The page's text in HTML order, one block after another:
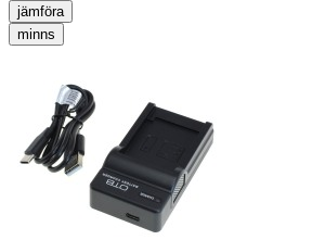
jämföra
minns